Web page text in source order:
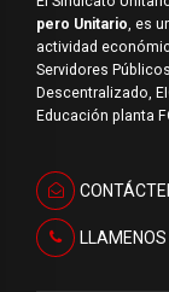
pero Unitario, es
actividad
Servidores
Descentralizado,
Educación planta
LLAMENOS